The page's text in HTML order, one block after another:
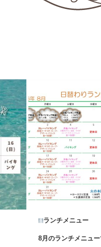
ランチメニュー
8月のランチメニュー